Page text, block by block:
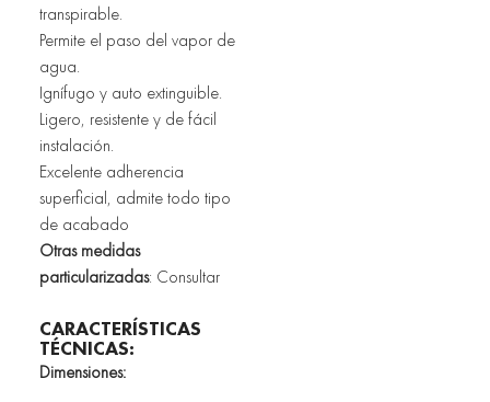
transpirable.
Permite el paso del vapor de
agua.
Ignífugo y auto extinguible.
Ligero, resistente y de fácil
instalación.
Excelente adherencia
superficial, admite todo tipo
de acabado
Otras medidas
particularizadas: Consultar
CARACTERÍSTICAS
TÉCNICAS:
Dimensiones: